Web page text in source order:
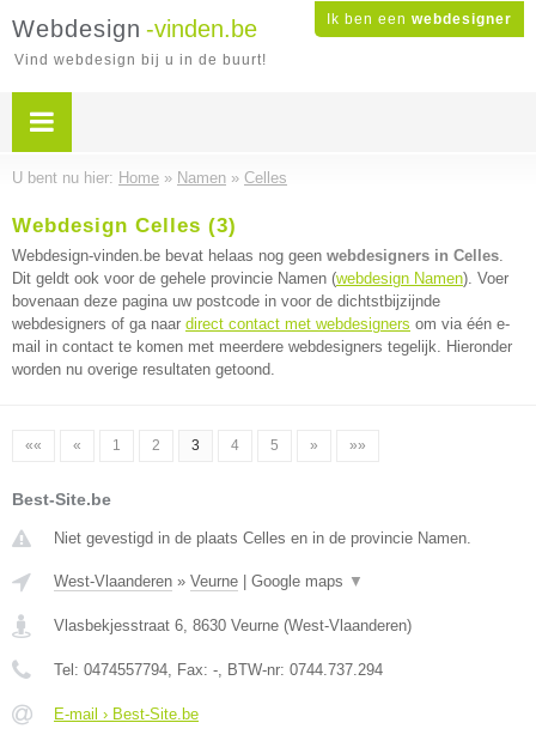
Ik ben een webdesigner
Webdesign -vinden.be
Vind webdesign bij u in de buurt!
U bent nu hier: Home » Namen » Celles
Webdesign Celles (3)
Webdesign-vinden.be bevat helaas nog geen webdesigners in Celles.
Dit geldt ook voor de gehele provincie Namen (webdesign Namen). Voer
bovenaan deze pagina uw postcode in voor de dichtstbijzijnde
webdesigners of ga naar direct contact met webdesigners om via één e-
mail in contact te komen met meerdere webdesigners tegelijk. Hieronder
worden nu overige resultaten getoond.
«« « 1 2 3 4 5 » »»
Best-Site.be
Niet gevestigd in de plaats Celles en in de provincie Namen.
West-Vlaanderen » Veurne Google maps ▼
Vlasbekjesstraat 6, 8630 Veurne (West-Vlaanderen)
Tel: 0474557794, Fax: -, BTW-nr: 0744.737.294
E-mail › Best-Site.be